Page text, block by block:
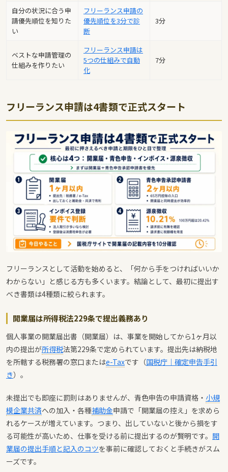
自分の状況に合う申
請優先順位を知りた
い
フリーランス申請の
優先順位を3分で診
断
3分
ベストな申請管理の
仕組みを作りたい
フリーランス申請は
5つの仕組みで自動
化
7分
フリーランス申請は4書類で正式スタート
フリーランスとして活動を始めると、「何から手をつければいいか
わからない」と感じる方も多くいます。結論として、最初に提出す
べき書類は4種類に絞られます。
開業届は所得税法229条で提出義務あり
個人事業の開業届出書（開業届）は、事業を開始してから1ヶ月以
内の提出が所得税法第229条で定められています。提出先は納税地
を所轄する税務署の窓口またはe-Taxです（国税庁｜確定申告手引
き）。
未提出でも即座に罰則はありませんが、青色申告の申請資格・ 小規
模企業共済への加入・各種補助金申請で「開業届の控え」を求めら
れるケースが増えています。つまり、出していないと後から損をす
る可能性が高いため、仕事を受ける前に提出するのが賢明です。 開
業届の提出手順と記入のコツを事前に確認しておくと手続きがスム
ーズです。